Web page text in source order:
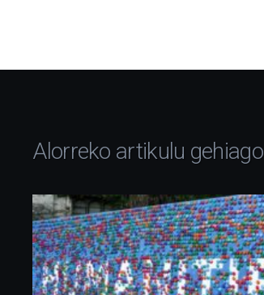
Alorreko artikulu gehiago